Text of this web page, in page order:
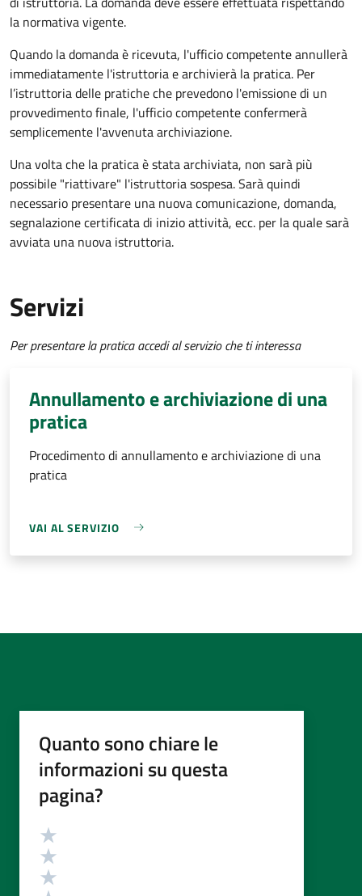
la normativa vigente.
Quando la domanda è ricevuta, l'ufficio competente annullerà
immediatamente l'istruttoria e archivierà la pratica. Per
l’istruttoria delle pratiche che prevedono l'emissione di un
provvedimento finale, l'ufficio competente confermerà
semplicemente l'avvenuta archiviazione.
Una volta che la pratica è stata archiviata, non sarà più
possibile "riattivare" l'istruttoria sospesa. Sarà quindi
necessario presentare una nuova comunicazione, domanda,
segnalazione certificata di inizio attività, ecc. per la quale sarà
avviata una nuova istruttoria.
Servizi
Per presentare la pratica accedi al servizio che ti interessa
Annullamento e archiviazione di una
pratica
Procedimento di annullamento e archiviazione di una
pratica
VAI AL SERVIZIO
Quanto sono chiare le
informazioni su questa
pagina?
Valutazione